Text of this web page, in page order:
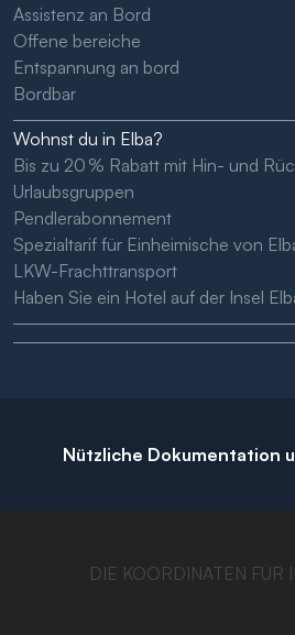
Assistenz an Bord
Offene bereiche
Entspannung an bord
Bordbar
Wohnst du in Elba?
Bis zu 20 % Rabatt mit Hin- und
Urlaubsgruppen
Pendlerabonnement
Spezialtarif für Einheimische von
LKW-Frachttransport
Haben Sie ein Hotel auf der Insel
Nützliche Dokumentation
DIE KOORDINATEN FÜR